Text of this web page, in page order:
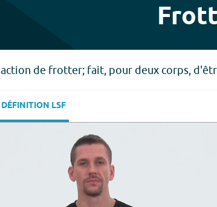
action de frotter; fait, pour deux corps,
DÉFINITION LSF